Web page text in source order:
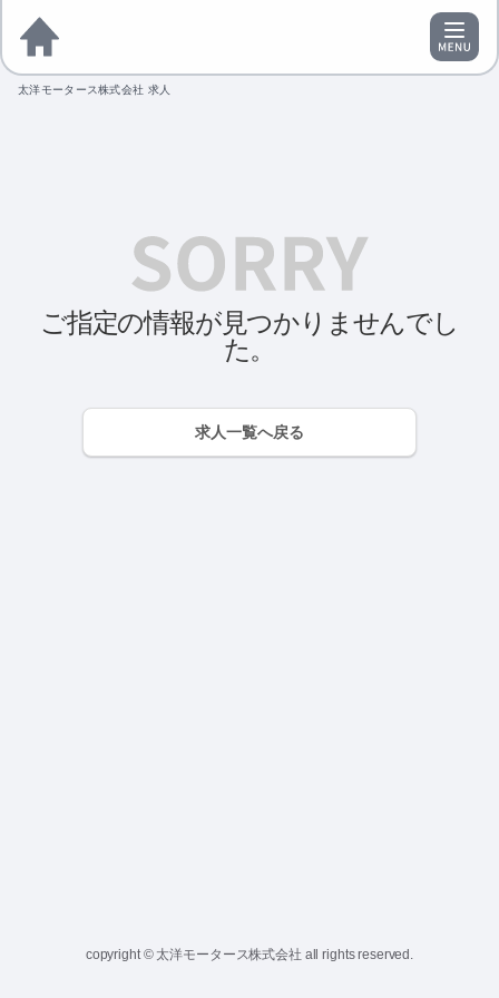
太洋モータース株式会社 求人
ご指定の情報が見つかりませんでし
た。
求人一覧へ戻る
copyright © 太洋モータース株式会社 all rights reserved.